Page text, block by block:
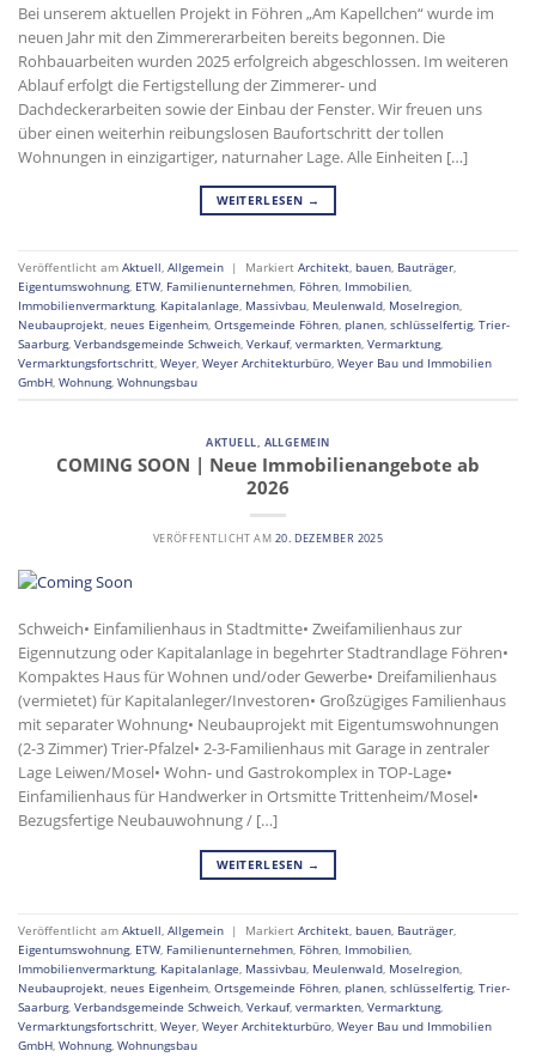
Bei unserem aktuellen Projekt in Föhren „Am Kapellchen“ wurde im
neuen Jahr mit den Zimmererarbeiten bereits begonnen. Die
Rohbauarbeiten wurden 2025 erfolgreich abgeschlossen. Im weiteren
Ablauf erfolgt die Fertigstellung der Zimmerer- und
Dachdeckerarbeiten sowie der Einbau der Fenster. Wir freuen uns
über einen weiterhin reibungslosen Baufortschritt der tollen
Wohnungen in einzigartiger, naturnaher Lage. Alle Einheiten […]
WEITERLESEN →
Veröffentlicht am Aktuell, Allgemein | Markiert Architekt, bauen, Bauträger,
Eigentumswohnung, ETW, Familienunternehmen, Föhren, Immobilien,
Immobilienvermarktung, Kapitalanlage, Massivbau, Meulenwald, Moselregion,
Neubauprojekt, neues Eigenheim, Ortsgemeinde Föhren, planen, schlüsselfertig, Trier-
Saarburg, Verbandsgemeinde Schweich, Verkauf, vermarkten, Vermarktung,
Vermarktungsfortschritt, Weyer, Weyer Architekturbüro, Weyer Bau und Immobilien
GmbH, Wohnung, Wohnungsbau
AKTUELL, ALLGEMEIN
COMING SOON | Neue Immobilienangebote ab
2026
VERÖFFENTLICHT AM 20. DEZEMBER 2025
Schweich• Einfamilienhaus in Stadtmitte• Zweifamilienhaus zur
Eigennutzung oder Kapitalanlage in begehrter Stadtrandlage Föhren•
Kompaktes Haus für Wohnen und/oder Gewerbe• Dreifamilienhaus
(vermietet) für Kapitalanleger/Investoren• Großzügiges Familienhaus
mit separater Wohnung• Neubauprojekt mit Eigentumswohnungen
(2-3 Zimmer) Trier-Pfalzel• 2-3-Familienhaus mit Garage in zentraler
Lage Leiwen/Mosel• Wohn- und Gastrokomplex in TOP-Lage•
Einfamilienhaus für Handwerker in Ortsmitte Trittenheim/Mosel•
Bezugsfertige Neubauwohnung / […]
WEITERLESEN →
Veröffentlicht am Aktuell, Allgemein | Markiert Architekt, bauen, Bauträger,
Eigentumswohnung, ETW, Familienunternehmen, Föhren, Immobilien,
Immobilienvermarktung, Kapitalanlage, Massivbau, Meulenwald, Moselregion,
Neubauprojekt, neues Eigenheim, Ortsgemeinde Föhren, planen, schlüsselfertig, Trier-
Saarburg, Verbandsgemeinde Schweich, Verkauf, vermarkten, Vermarktung,
Vermarktungsfortschritt, Weyer, Weyer Architekturbüro, Weyer Bau und Immobilien
GmbH, Wohnung, Wohnungsbau